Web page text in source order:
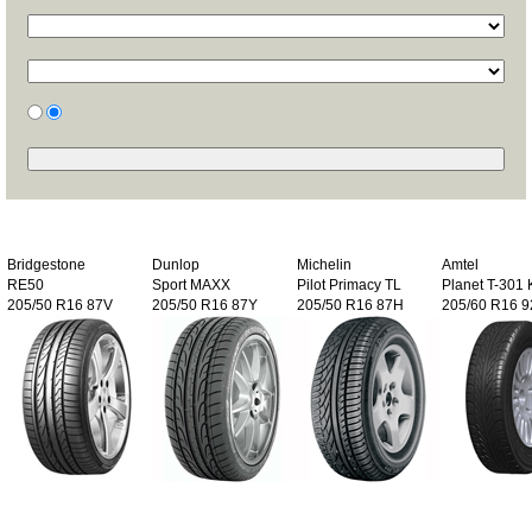
Bridgestone
RE50
205/50 R16 87V
Dunlop
Sport MAXX
205/50 R16 87Y
Michelin
Pilot Primacy TL
205/50 R16 87H
Amtel
Planet T-301
205/60 R16